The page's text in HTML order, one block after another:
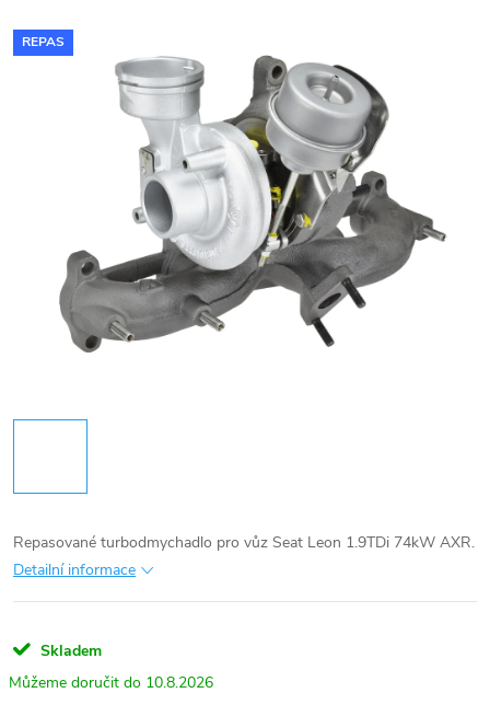
REPAS
Repasované turbodmychadlo pro vůz Seat Leon 1.9TDi 74kW AXR.
Detailní informace
Skladem
10.8.2026